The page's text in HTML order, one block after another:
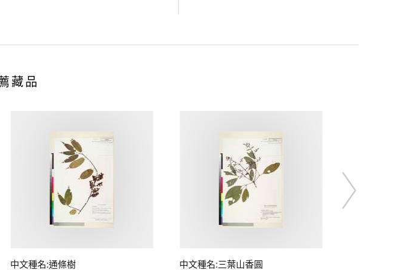
藏品
中文種名:通條樹 中文種名:三葉山香圓